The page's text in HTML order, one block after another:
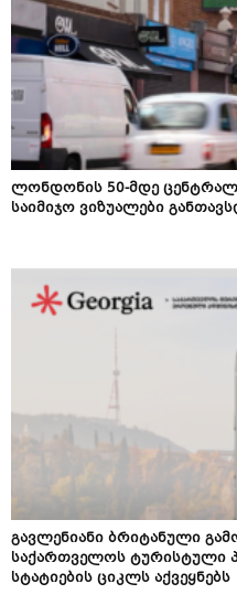
ლონდონის 50-მდე
საიმიჯო ვიზუალები
გავლენიანი ბრიტანული
საქართველოს ტურისტული
სტატიების ციკლს აქვეყნებს